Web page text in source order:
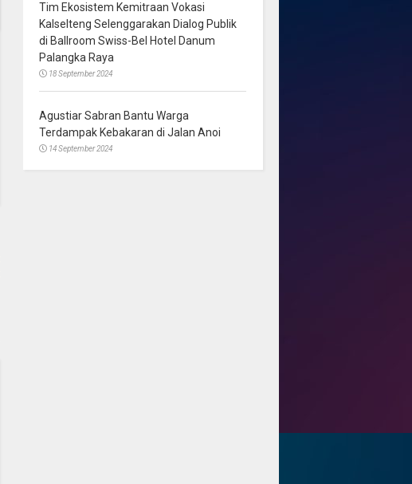
Tim Ekosistem Kemitraan Vokasi
Kalselteng Selenggarakan Dialog Publik
di Ballroom Swiss-Bel Hotel Danum
Palangka Raya
18 September 2024
Agustiar Sabran Bantu Warga
Terdampak Kebakaran di Jalan Anoi
14 September 2024